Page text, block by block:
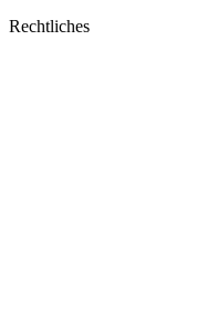
Rechtliches